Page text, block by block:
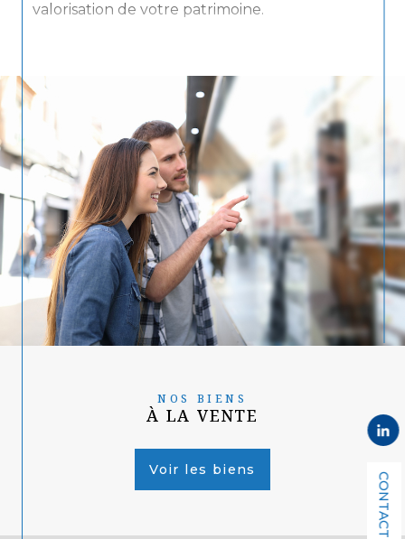
CONTACT
valorisation de votre patrimoine.
NOS BIENS
À LA VENTE
Voir les biens